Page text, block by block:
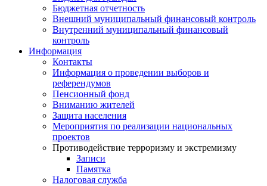
Бюджетная отчетность
Внешний муниципальный финансовый контроль
Внутренний муниципальный финансовый
контроль
Информация
Контакты
Информация о проведении выборов и
референдумов
Пенсионный фонд
Вниманию жителей
Защита населения
Мероприятия по реализации национальных
проектов
Противодействие терроризму и экстремизму
Записи
Памятка
Налоговая служба